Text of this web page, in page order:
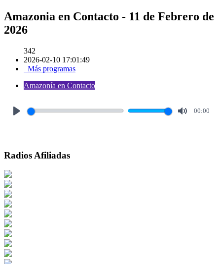
Amazonia en Contacto - 11 de Febrero de
2026
342
2026-02-10 17:01:49
Más programas
Amazonía en Contacto
00:00
Radios Afiliadas